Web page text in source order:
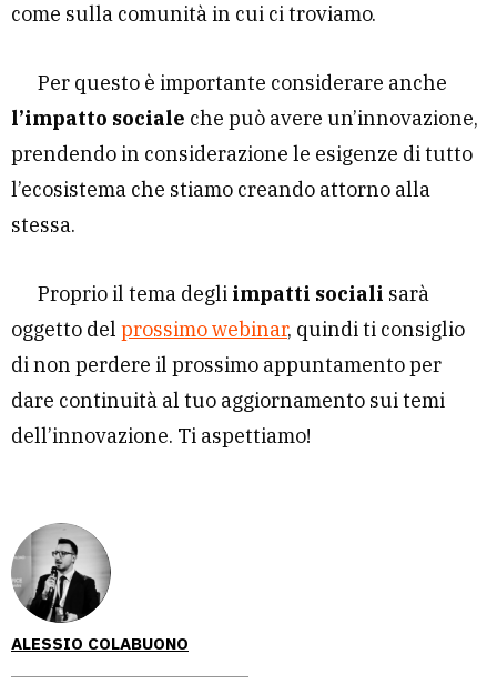
ALESSIO COLABUONO
come sulla comunità in cui ci troviamo.
Per questo è importante considerare anche
l’impatto sociale che può avere un’innovazione,
prendendo in considerazione le esigenze di tutto
l’ecosistema che stiamo creando attorno alla
stessa.
Proprio il tema degli impatti sociali sarà
oggetto del prossimo webinar, quindi ti consiglio
di non perdere il prossimo appuntamento per
dare continuità al tuo aggiornamento sui temi
dell’innovazione. Ti aspettiamo!